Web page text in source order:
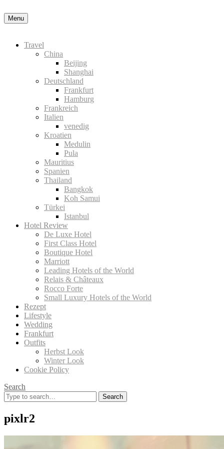
Menu
Travel
China
Beijing
Shanghai
Deutschland
Frankfurt
Hamburg
Frankreich
Italien
venedig
Kroatien
Medulin
Pula
Mauritius
Spanien
Thailand
Bangkok
Koh Samui
Türkei
Istanbul
Hotel Review
De Luxe Hotel
First Class Hotel
Boutique Hotel
Marriott
Leading Hotels of the World
Relais & Châteaux
Rocco Forte
Small Luxury Hotels of the World
Rezept
Lifestyle
Wedding
Frankfurt
Outfits
Herbst Look
Winter Look
Cookie Policy
Search
Search
for:
pixlr2
Nähere Information zu den Cookies in der Datenschutzerklärung